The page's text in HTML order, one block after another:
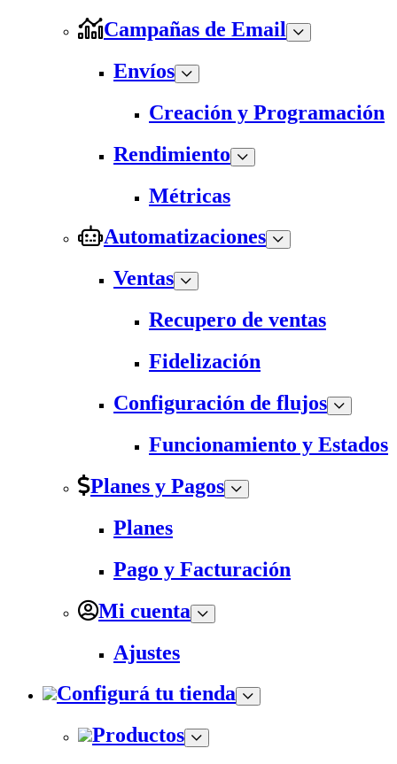
Campañas de Email
Envíos
Creación y Programación
Rendimiento
Métricas
Automatizaciones
Ventas
Recupero de ventas
Fidelización
Configuración de flujos
Funcionamiento y Estados
Planes y Pagos
Planes
Pago y Facturación
Mi cuenta
Ajustes
Configurá tu tienda
Productos